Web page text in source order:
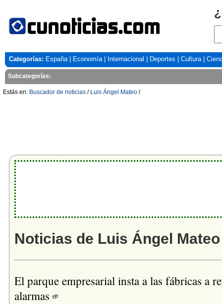
Categorías: España| Economía| Internacional Deportes Cultura|
Subcategorías:
Estás en: Buscador de noticias / Luis Ángel Mateo /
Noticias de Luis Ángel Mateo
El parque empresarial insta a las fábricas a
alarmas